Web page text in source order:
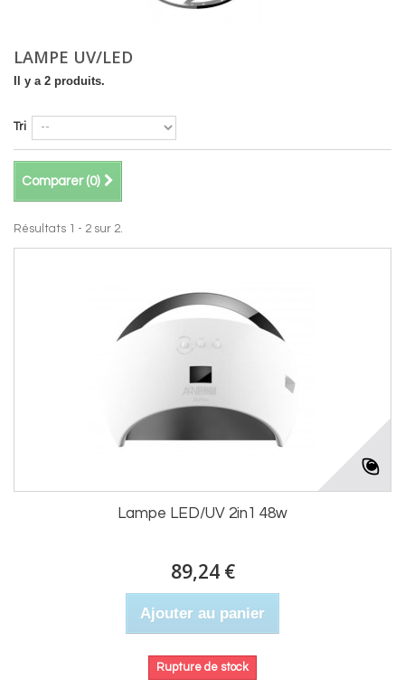
LAMPE UV/LED
Il y a 2 produits.
Tri
Comparer (0)
Résultats 1 - 2 sur 2.
Lampe LED/UV 2in1 48w
89,24 €
Ajouter au panier
Rupture de stock